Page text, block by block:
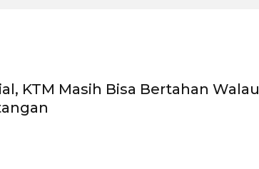
KTM Masih Bisa Bertahan Walau